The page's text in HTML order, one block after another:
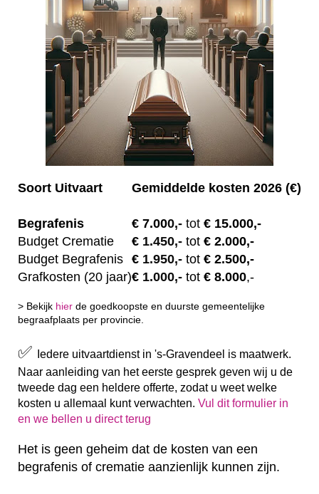
Soort Uitvaart Gemiddelde kosten 2026 (€)
Begrafenis € 7.000,- tot € 15.000,-
Budget Crematie
€ 1.450,- tot € 2.000,-
Budget Begrafenis € 1.950,- tot € 2.500,-
Grafkosten (20 jaar)€ 1.000,- tot € 8.000,-
> Bekijk hier de goedkoopste en duurste gemeentelijke
begraafplaats per provincie.
✅
Iedere uitvaartdienst in 's-Gravendeel is maatwerk.
Naar aanleiding van het eerste gesprek geven wij u de
tweede dag een heldere offerte, zodat u weet welke
kosten u allemaal kunt verwachten. Vul dit formulier in
en we bellen u direct terug
Het is geen geheim dat de kosten van een
begrafenis of crematie aanzienlijk kunnen zijn.